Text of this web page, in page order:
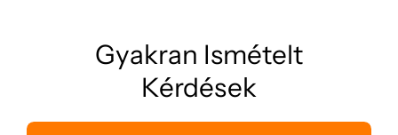
Gyakran Ismételt
Kérdések
kívánságlistádhoz, és megtekinthesd a korábban
mentett tételeidet.
Bejelentkezés